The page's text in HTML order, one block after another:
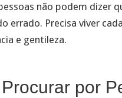
não podem dizer
errado. Precisa viver
e gentileza.
por